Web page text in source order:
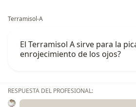
Terramisol-A
El Terramisol A sirve para la
enrojecimiento de los ojos?
RESPUESTA DEL PROFESIONAL: